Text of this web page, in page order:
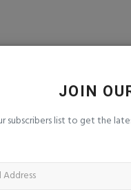
JOIN
subscribers list to get the
saurashtrabhoomi